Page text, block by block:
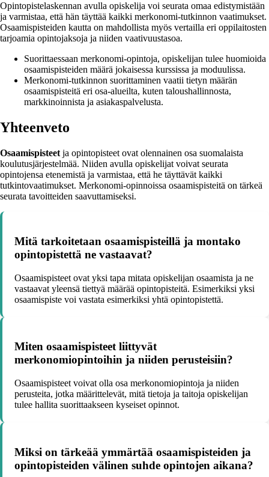
Opintopistelaskennan avulla opiskelija voi seurata omaa edistymistään
ja varmistaa, että hän täyttää kaikki merkonomi-tutkinnon vaatimukset.
Osaamispisteiden kautta on mahdollista myös vertailla eri oppilaitosten
tarjoamia opintojaksoja ja niiden vaativuustasoa.
Suorittaessaan merkonomi-opintoja, opiskelijan tulee huomioida
osaamispisteiden määrä jokaisessa kurssissa ja moduulissa.
Merkonomi-tutkinnon suorittaminen vaatii tietyn määrän
osaamispisteitä eri osa-alueilta, kuten taloushallinnosta,
markkinoinnista ja asiakaspalvelusta.
Yhteenveto
Osaamispisteet ja opintopisteet ovat olennainen osa suomalaista
koulutusjärjestelmää. Niiden avulla opiskelijat voivat seurata
opintojensa etenemistä ja varmistaa, että he täyttävät kaikki
tutkintovaatimukset. Merkonomi-opinnoissa osaamispisteitä on tärkeä
seurata tavoitteiden saavuttamiseksi.
Mitä tarkoitetaan osaamispisteillä ja montako
opintopistettä ne vastaavat?
Osaamispisteet ovat yksi tapa mitata opiskelijan osaamista ja ne
vastaavat yleensä tiettyä määrää opintopisteitä. Esimerkiksi yksi
osaamispiste voi vastata esimerkiksi yhtä opintopistettä.
Miten osaamispisteet liittyvät
merkonomiopintoihin ja niiden perusteisiin?
Osaamispisteet voivat olla osa merkonomiopintoja ja niiden
perusteita, jotka määrittelevät, mitä tietoja ja taitoja opiskelijan
tulee hallita suorittaakseen kyseiset opinnot.
Miksi on tärkeää ymmärtää osaamispisteiden ja
opintopisteiden välinen suhde opintojen aikana?